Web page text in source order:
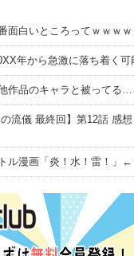
面白いところってｗｗｗｗ
年から急激に落ち着く可
作品のキャラと被ってる
の流儀 最終回】第12話 感
ル漫画「炎！水！雷！」←